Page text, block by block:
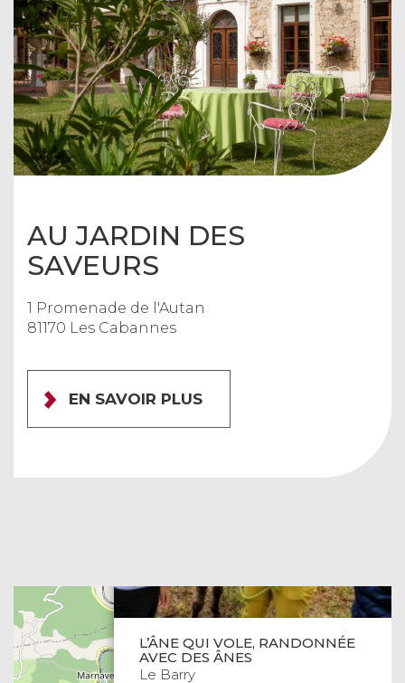
AU JARDIN DES
SAVEURS
1 Promenade de l'Autan
81170 Les Cabannes
EN SAVOIR PLUS
L’ÂNE QUI VOLE, RANDONNÉE
AVEC DES ÂNES
Le Barry